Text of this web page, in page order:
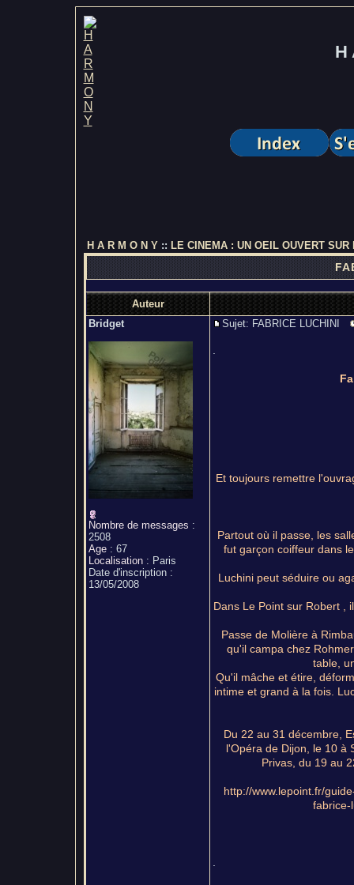
H
H A R M O N Y:: LE CINEMA : UN OEIL OUVERT SUR
Auteur
Bridget
Nombre de messages :
2508
Age: 67
Localisation: Paris
Date d'inscription :
13/05/2008
Sujet: FABRICE LUCHINI
Et toujours remettre
Partout où il passe, les
fut garçon coiffeur dans
Luchini peut séduire ou
Dans Le Point sur Robert ,
Passe de Molière à
qu'il campa chez
table,
Qu'il mâche et étire,
intime et grand à la fois.
Du 22 au 31 décembre,
l'Opéra de Dijon, le 10 à
Privas, du 19 au
http://www.lepoint.fr/
fabrice-